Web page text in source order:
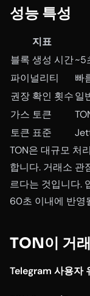
성능 특성
지표
블록 생성 시간~5
파이널리티
빠
권장 확인 횟수일
가스 토큰
토큰 표준
TON은 대규모 처
합니다. 거래소 관
르다는 것입니다.
60초 이내에 반영
TON이 거
Telegram 사용자